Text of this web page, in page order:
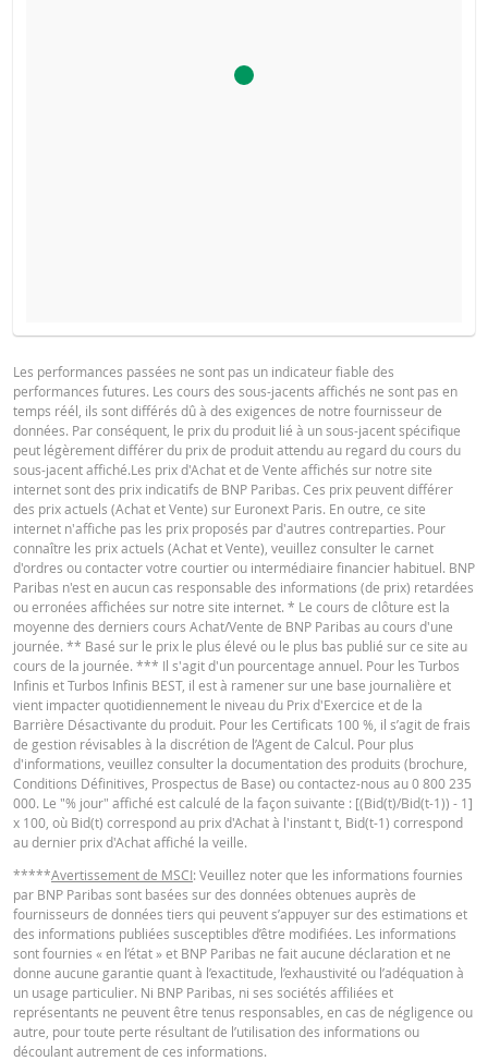
COURS DU SOUS-JACENT ATTENDU À L'ÉCHÉANCE
SITUATION
ACTUELLE
NOUVELLE
SITUATION
La Borne Basse a été atteinte
pendant la vie du produit
Prix du
produit
- -
La Borne Basse n'a jamais été
atteinte pendant la vie du
produit
Prix du
produit
- -
BNP Paribas n’agit pas en tant que conseiller juridique ou fiscal, comptable
conseiller en investissement et n’a aucune obligation de fiduciaire à votre
en ce qui concerne le calculateur et / ou en relation avec des transactions
des produits émis par BNP Paribas ou d’autres transactions connexes. Vous
pouvez pas compter sur BNP Paribas pour des conseils en investissement
des recommandations de quelque nature que ce soit. Bien que les prix
soient basés sur des informations jugées fiables, leur exactitude ou leur
exhaustivité n'est pas garantie. BNP Paribas n'offre aucune garantie en ce
concerne les informations fournies par la calculatrice et décline toute
responsabilité pour tout dommage direct, indirect, spécial, accessoire,
immatériel ou consécutif (y compris le manque à gagner) résultant de
manière que ce soit de l'utilisation de la calculatrice par vous. ou vos
ou les informations contenues dans ce document. Les données de taux de
change saisies proviennent de BNP Paribas et s’appliquent strictement à la
PROSPECTUS DE BASE
Français (France)
FINAL TERMS
Français (France)
CONDITIONS DÉFINITIVES RÉSUMÉ
Français (France)
KEY INFORMATION DOCUMENTS
Key Information Document (FR)
QUOTES
Latest Product Quotes CSV
Les performances passées ne sont pas un indicateur fiable des
performances futures. Les cours des sous-jacents affichés ne sont pas en
temps réél, ils sont différés dû à des exigences de notre fournisseur de
données. Par conséquent, le prix du produit lié à un sous-jacent spécifique
peut légèrement différer du prix de produit attendu au regard du cours du
sous-jacent affiché.Les prix d'Achat et de Vente affichés sur notre site
internet sont des prix indicatifs de BNP Paribas. Ces prix peuvent différer
des prix actuels (Achat et Vente) sur Euronext Paris. En outre, ce site
internet n'affiche pas les prix proposés par d'autres contreparties. Pour
connaître les prix actuels (Achat et Vente), veuillez consulter le carnet
d'ordres ou contacter votre courtier ou intermédiaire financier habituel. BNP
Paribas n'est en aucun cas responsable des informations (de prix) retardées
ou erronées affichées sur notre site internet. * Le cours de clôture est la
moyenne des derniers cours Achat/Vente de BNP Paribas au cours d'une
journée. ** Basé sur le prix le plus élevé ou le plus bas publié sur ce site au
cours de la journée. *** Il s'agit d'un pourcentage annuel. Pour les Turbos
Infinis et Turbos Infinis BEST, il est à ramener sur une base journalière et
vient impacter quotidiennement le niveau du Prix d'Exercice et de la
Barrière Désactivante du produit. Pour les Certificats 100 %, il s’agit de frais
de gestion révisables à la discrétion de l’Agent de Calcul. Pour plus
d'informations, veuillez consulter la documentation des produits (brochure,
Conditions Définitives, Prospectus de Base) ou contactez-nous au 0 800 235
000. Le "% jour" affiché est calculé de la façon suivante : [(Bid(t)/Bid(t-1)) - 1]
x 100, où Bid(t) correspond au prix d'Achat à l'instant t, Bid(t-1) correspond
au dernier prix d'Achat affiché la veille.
*****Avertissement de MSCI: Veuillez noter que les informations fournies
par BNP Paribas sont basées sur des données obtenues auprès de
fournisseurs de données tiers qui peuvent s’appuyer sur des estimations et
des informations publiées susceptibles d’être modifiées. Les informations
sont fournies « en l’état » et BNP Paribas ne fait aucune déclaration et ne
donne aucune garantie quant à l’exactitude, l’exhaustivité ou l’adéquation à
un usage particulier. Ni BNP Paribas, ni ses sociétés affiliées et
représentants ne peuvent être tenus responsables, en cas de négligence ou
autre, pour toute perte résultant de l’utilisation des informations ou
découlant autrement de ces informations.